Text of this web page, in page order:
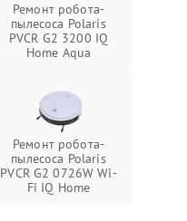
Ремонт робота-
пылесоса Polaris
PVCR G2 3200 IQ
Home Aqua
Ремонт робота-
пылесоса Polaris
PVCR G2 0726W Wi-
Fi IQ Home